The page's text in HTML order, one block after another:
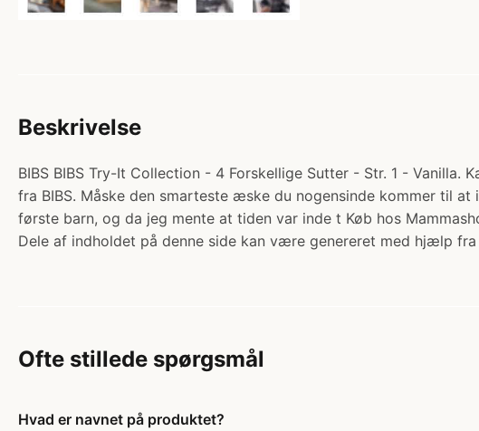
Beskrivelse
BIBS BIBS Try-It Collection - 4 Forskellige Sutter - Str. 1 - Vanilla.
fra BIBS. Måske den smarteste æske du nogensinde kommer til
første barn, og da jeg mente at tiden var inde t Køb hos
Dele af indholdet på denne side kan være genereret med hjælp fra
Ofte stillede spørgsmål
Hvad er navnet på produktet?